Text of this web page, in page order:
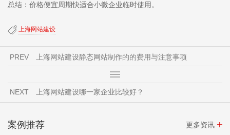
总结：价格便宜周期快适合小微企业临时使用。
上海网站建设
PREV ​上海网站建设静态网站制作的的费用与注意事项
NEXT 上海网站建设哪一家企业比较好？
案例推荐 更多资讯